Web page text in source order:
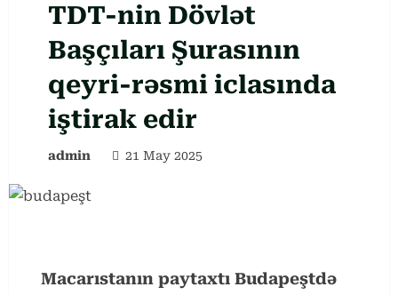
TDT-nin Dövlət
Başçıları Şurasının
qeyri-rəsmi iclasında
iştirak edir
admin 21 May 2025
Macarıstanın paytaxtı Budapeştdə